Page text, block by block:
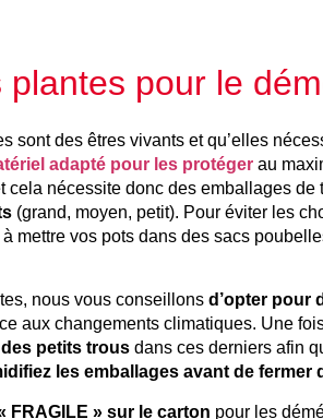
pour le
sont des êtres vivants et qu’elles
adapté pour les protéger au
cela nécessite donc des emballages de
(grand, moyen, petit). Pour éviter les
mettre vos pots dans des sacs
nous vous conseillons d’opter pour
aux changements climatiques. Une
petits trous dans ces derniers afin
les emballages avant de fermer
FRAGILE » sur le carton pour les